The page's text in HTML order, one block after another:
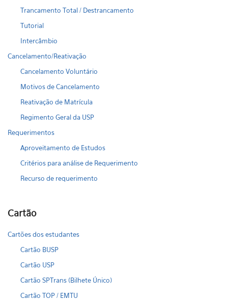
Trancamento Total / Destrancamento
Tutorial
Intercâmbio
Cancelamento/Reativação
Cancelamento Voluntário
Motivos de Cancelamento
Reativação de Matrícula
Regimento Geral da USP
Requerimentos
Aproveitamento de Estudos
Critérios para análise de Requerimento
Recurso de requerimento
Cartão
Cartões dos estudantes
Cartão BUSP
Cartão USP
Cartão SPTrans (Bilhete Único)
Cartão TOP / EMTU